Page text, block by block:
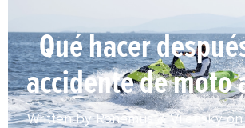
Qué hacer
accidente de moto
Written by Ronemus & Vilensky